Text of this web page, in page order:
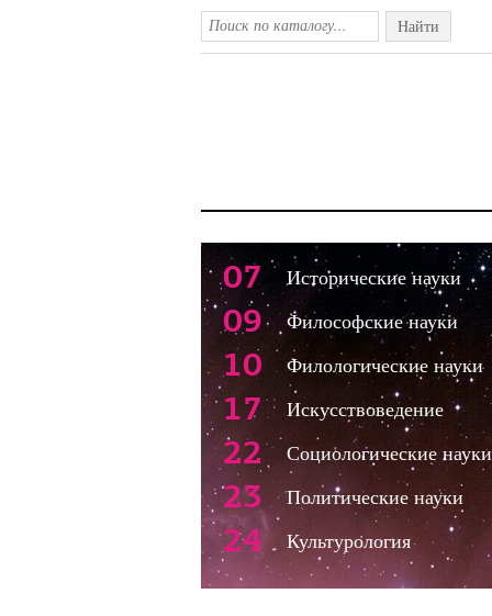
Найти
07 Исторические науки
09 Философские науки
10 Филологические науки
17 Искусствоведение
22 Социологические науки
23 Политические науки
24 Культурология